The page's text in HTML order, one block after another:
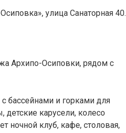
улица Санаторная 40.
Архипо-Осиповки, рядом с
бассейнами и горками для
карусели, колесо
ночной клуб, кафе, столовая,